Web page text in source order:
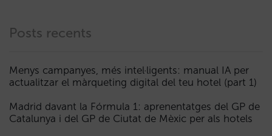
Posts recents
Menys campanyes, més intel·ligents: manual IA per
actualitzar el màrqueting digital del teu hotel (part 1)
Madrid davant la Fórmula 1: aprenentatges del GP de
Catalunya i del GP de Ciutat de Mèxic per als hotels